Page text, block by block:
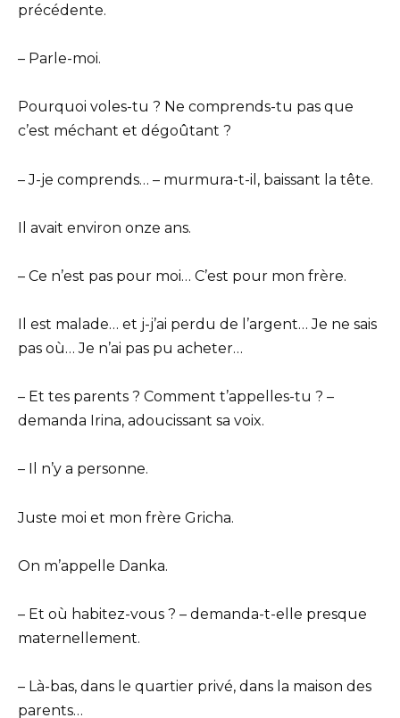
précédente.
– Parle-moi.
Pourquoi voles-tu ? Ne comprends-tu pas que
c’est méchant et dégoûtant ?
– J-je comprends… – murmura-t-il, baissant la tête.
Il avait environ onze ans.
– Ce n’est pas pour moi… C’est pour mon frère.
Il est malade… et j-j’ai perdu de l’argent… Je ne sais
pas où… Je n’ai pas pu acheter…
– Et tes parents ? Comment t’appelles-tu ? –
demanda Irina, adoucissant sa voix.
– Il n’y a personne.
Juste moi et mon frère Gricha.
On m’appelle Danka.
– Et où habitez-vous ? – demanda-t-elle presque
maternellement.
– Là-bas, dans le quartier privé, dans la maison des
parents…